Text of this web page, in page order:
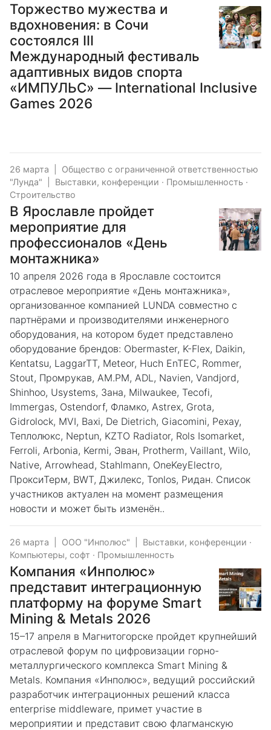
Торжество мужества и
вдохновения: в Сочи
состоялся III
Международный фестиваль
адаптивных видов спорта
«ИМПУЛЬС» — International Inclusive
Games 2026
26 марта
Общество с ограниченной ответственностью
"Лунда"
Выставки, конференции · Промышленность ·
Строительство
В Ярославле пройдет
мероприятие для
профессионалов «День
монтажника»
10 апреля 2026 года в Ярославле состоится
отраслевое мероприятие «День монтажника»,
организованное компанией LUNDA совместно с
партнёрами и производителями инженерного
оборудования, на котором будет представлено
оборудование брендов: Obermaster, K-Flex, Daikin,
Kentatsu, LaggarTT, Meteor, Huch EnTEC, Rommer,
Stout, Промрукав, AM.PM, ADL, Navien, Vandjord,
Shinhoo, Usystems, Зана, Milwaukee, Tecofi,
Immergas, Ostendorf, Фламко, Astrex, Grota,
Gidrolock, MVI, Baxi, De Dietrich, Giacomini, Рехау,
Теплолюкс, Neptun, KZTO Radiator, Rols Isomarket,
Ferroli, Arbonia, Kermi, Эван, Protherm, Vaillant, Wilo,
Native, Arrowhead, Stahlmann, OneKeyElectro,
ПроксиТерм, BWT, Джилекс, Tonlos, Ридан. Список
участников актуален на момент размещения
новости и может быть изменён..
26 марта ООО "Инполюс" Выставки, конференции ·
Компьютеры, софт · Промышленность
Компания «Инполюс»
представит интеграционную
платформу на форуме Smart
Mining & Metals 2026
15–17 апреля в Магнитогорске пройдет крупнейший
отраслевой форум по цифровизации горно-
металлургического комплекса Smart Mining &
Metals. Компания «Инполюс», ведущий российский
разработчик интеграционных решений класса
enterprise middleware, примет участие в
мероприятии и представит свою флагманскую